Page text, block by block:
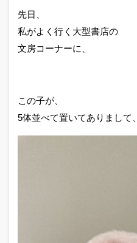
先日、
私がよく行く大型書店の
文房コーナーに、
この子が、
5体並べて置いてありまして、